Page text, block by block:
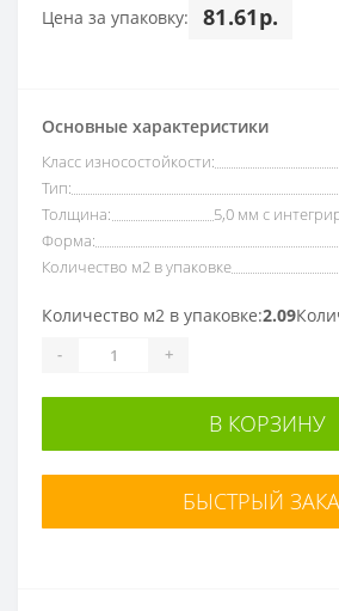
Цена за упаковку: 81.61р.
Основные характеристики
Класс износостойкости:
Тип:
Толщина:
5,0 мм с
Форма:
Количество м2 в упаковке
Количество м2 в упаковке:2.09
- +
В КОРЗИНУ
БЫСТРЫЙ